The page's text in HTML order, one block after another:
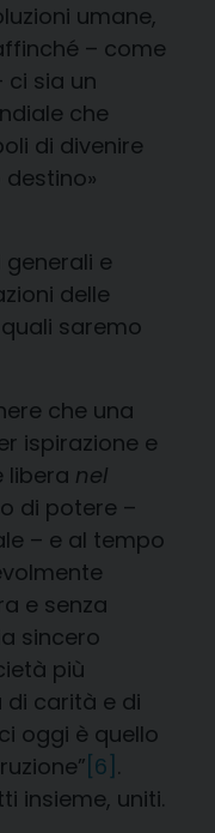
umane,
– come
ci sia un
che
di divenire
e
delle
saremo
che una
ispirazione e
libera nel
di potere –
– e al tempo
e senza
sincero
più
di carità e di
oggi è quello
[6] .
insieme, uniti.